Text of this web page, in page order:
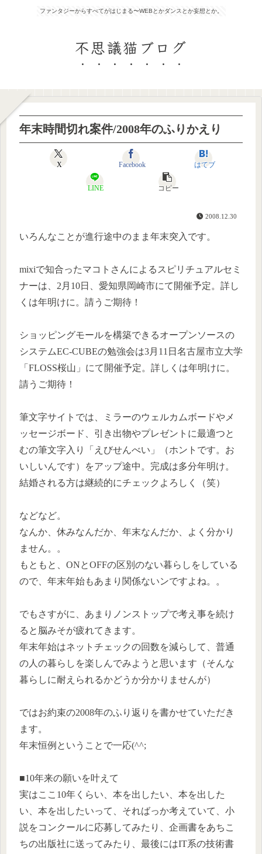
ファンタジーからすべてがはじまる〜WEBとかダンスとか妄想とか。
不思議猫ブログ
年末時間切れ案件/2008年のふりかえり
X Facebook はてブ
LINE コピー
2008.12.30
いろんなことが進行途中のまま年末突入です。
mixiで知合ったマコトさんによるスピリチュアルセミ
ナーは、2月10日、愛知県岡崎市にて開催予定。詳し
くは年明けに。請うご期待！
ショッピングモールを構築できるオープンソースの
システムEC-CUBEの勉強会は3月11日名古屋市立大学
「FLOSS桜山」にて開催予定。詳しくは年明けに。
請うご期待！
筆文字サイトでは、ミラーのウェルカムボードやメ
ッセージボード、引き出物やプレゼントに最適つと
むの筆文字入り「えびせんべい」（ホントです。お
いしいんです）をアップ途中。完成は多分年明け。
結婚される方は継続的にチェックよろしく（笑）
などなど。
なんか、休みなんだか、年末なんだか、よく分かり
ません。。
もともと、ONとOFFの区別のない暮らしをしている
ので、年末年始もあまり関係ないンですよね。。
でもさすがに、あまりノンストップで考え事を続け
ると脳みそが疲れてきます。
年末年始はネットチェックの回数を減らして、普通
の人の暮らしを楽しんでみようと思います（そんな
暮らしに耐えられるかどうか分かりませんが）
ではお約束の2008年のふり返りを書かせていただき
ます。
年末恒例ということで一応(^^;
■10年来の願いを叶えて
実はここ10年くらい、本を出したい、本を出した
い、本を出したいって、そればっか考えていて、小
説をコンクールに応募してみたり、企画書をあちこ
ちの出版社に送ってみたり、最後にはIT系の技術書